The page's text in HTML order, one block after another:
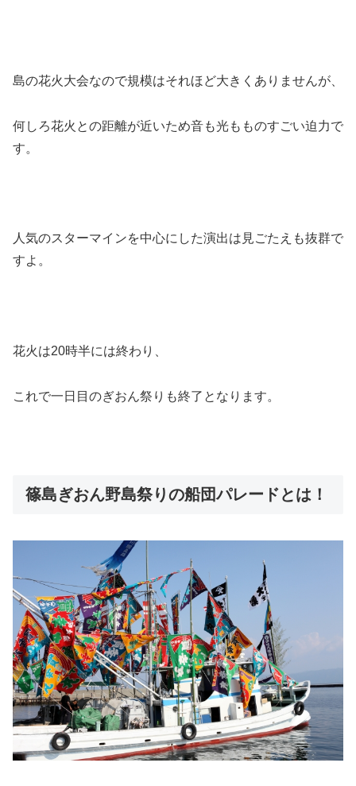
島の花火大会なので規模はそれほど大きくありませんが、
何しろ花火との距離が近いため音も光もものすごい迫力で
す。
人気のスターマインを中心にした演出は見ごたえも抜群で
すよ。
花火は20時半には終わり、
これで一日目のぎおん祭りも終了となります。
篠島ぎおん野島祭りの船団パレードとは！